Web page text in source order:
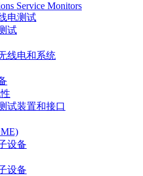
Service Monitors
电测试
试
线电和系统
试装置和接口
设备
设备